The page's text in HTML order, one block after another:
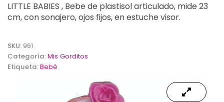
LITTLE BABIES , Bebe de plastisol articulado, mide 23
cm, con sonajero, ojos fijos, en estuche visor.
SKU: 961
Categoría:Mis Gorditos
Etiqueta:Bebé